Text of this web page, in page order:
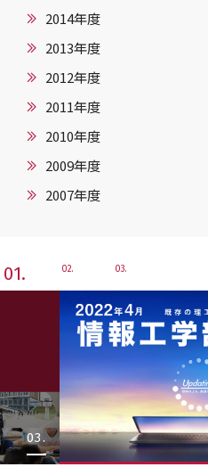
2014年度
2013年度
2012年度
2011年度
2010年度
2009年度
2007年度
1 2 3